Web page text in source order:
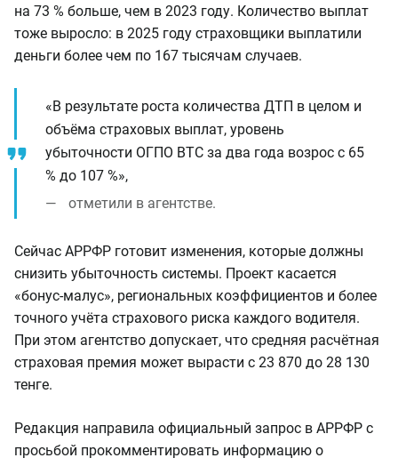
на 73 % больше, чем в 2023 году. Количество выплат
тоже выросло: в 2025 году страховщики выплатили
деньги более чем по 167 тысячам случаев.
«В результате роста количества ДТП в целом и
объёма страховых выплат, уровень
убыточности ОГПО ВТС за два года возрос с 65
% до 107 %»,
отметили в агентстве.
Сейчас АРРФР готовит изменения, которые должны
снизить убыточность системы. Проект касается
«бонус-малус», региональных коэффициентов и более
точного учёта страхового риска каждого водителя.
При этом агентство допускает, что средняя расчётная
страховая премия может вырасти с 23 870 до 28 130
тенге.
Редакция направила официальный запрос в АРРФР с
просьбой прокомментировать информацию о